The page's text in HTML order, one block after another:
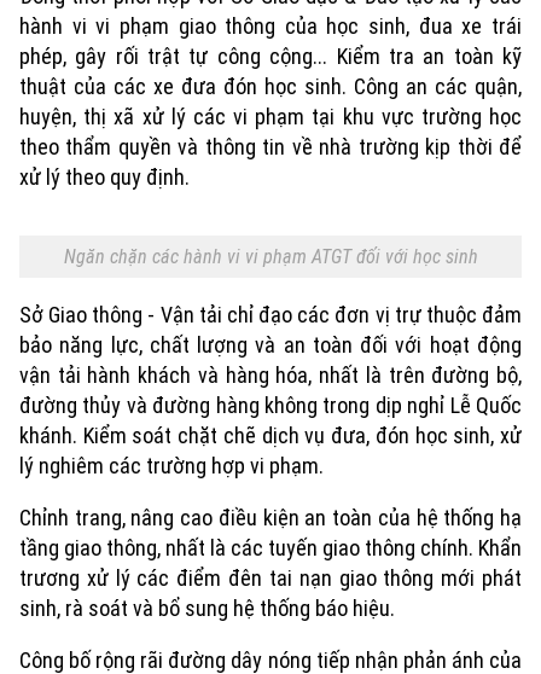
Xu hướng
hành vi vi phạm giao thông của học sinh, đua xe trái
phép, gây rối trật tự công cộng... Kiểm tra an toàn kỹ
thuật của các xe đưa đón học sinh. Công an các quận,
huyện, thị xã xử lý các vi phạm tại khu vực trường học
theo thẩm quyền và thông tin về nhà trường kịp thời để
xử lý theo quy định.
Ngăn chặn các hành vi vi phạm ATGT đối với học sinh
Sở Giao thông - Vận tải chỉ đạo các đơn vị trự thuộc đảm
bảo năng lực, chất lượng và an toàn đối với hoạt động
vận tải hành khách và hàng hóa, nhất là trên đường bộ,
đường thủy và đường hàng không trong dịp nghỉ Lễ Quốc
khánh. Kiểm soát chặt chẽ dịch vụ đưa, đón học sinh, xử
lý nghiêm các trường hợp vi phạm.
Chỉnh trang, nâng cao điều kiện an toàn của hệ thống hạ
tầng giao thông, nhất là các tuyến giao thông chính. Khẩn
trương xử lý các điểm đên tai nạn giao thông mới phát
sinh, rà soát và bổ sung hệ thống báo hiệu.
Công bố rộng rãi đường dây nóng tiếp nhận phản ánh của